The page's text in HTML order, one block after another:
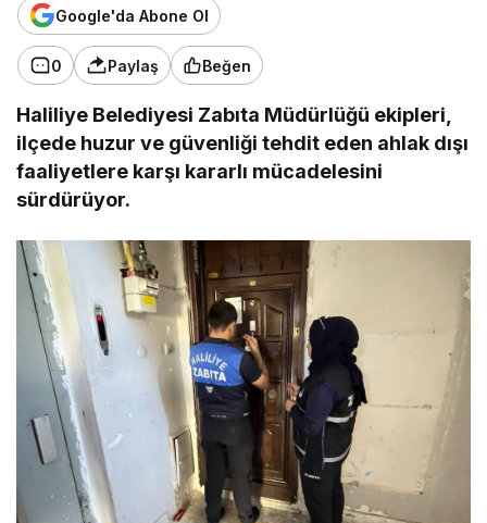
Google'da Abone Ol
0 Paylaş Beğen
Haliliye Belediyesi Zabıta Müdürlüğü ekipleri,
ilçede huzur ve güvenliği tehdit eden ahlak dışı
faaliyetlere karşı kararlı mücadelesini
sürdürüyor.